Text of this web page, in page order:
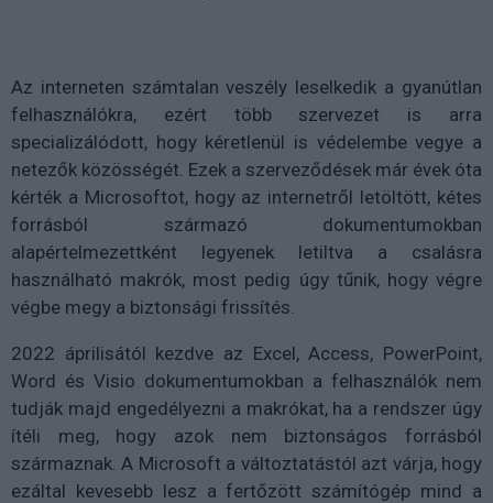
Az interneten számtalan veszély leselkedik a gyanútlan
felhasználókra, ezért több szervezet is arra
specializálódott, hogy kéretlenül is védelembe vegye a
netezők közösségét. Ezek a szerveződések már évek óta
kérték a Microsoftot, hogy az internetről letöltött, kétes
forrásból származó dokumentumokban
alapértelmezettként legyenek letiltva a csalásra
használható makrók, most pedig úgy tűnik, hogy végre
végbe megy a biztonsági frissítés.
2022 áprilisától kezdve az Excel, Access, PowerPoint,
Word és Visio dokumentumokban a felhasználók nem
tudják majd engedélyezni a makrókat, ha a rendszer úgy
ítéli meg, hogy azok nem biztonságos forrásból
származnak. A Microsoft a változtatástól azt várja, hogy
ezáltal kevesebb lesz a fertőzött számítógép mind a